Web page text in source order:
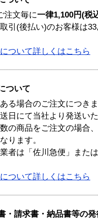
注文毎に一律1,100円(税
引(後払い)のお客様は
ついて詳しくはこちら
ついて
る場合のご注文につき
日にて当社より発送い
の商品をご注文の場合
ります。
者は「佐川急便」また
ついて詳しくはこちら
・請求書・納品書等の